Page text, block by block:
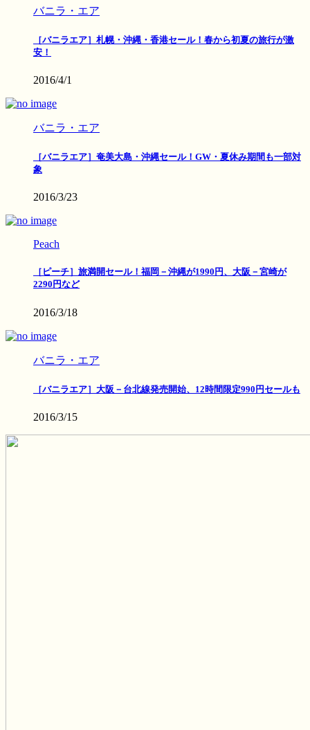
バニラ・エア
［バニラエア］札幌・沖縄・香港セール！春から初夏の旅行が激
安！
2016/4/1
バニラ・エア
［バニラエア］奄美大島・沖縄セール！GW・夏休み期間も一部対
象
2016/3/23
Peach
［ピーチ］旅満開セール！福岡－沖縄が1990円、大阪－宮崎が
2290円など
2016/3/18
バニラ・エア
［バニラエア］大阪－台北線発売開始、12時間限定990円セールも
2016/3/15